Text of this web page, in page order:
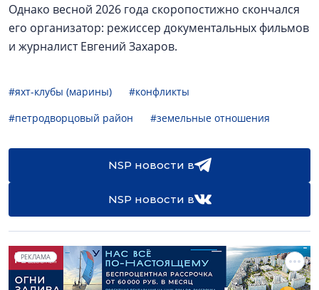
Однако весной 2026 года скоропостижно скончался
его организатор: режиссер документальных фильмов
и журналист Евгений Захаров.
#яхт-клубы (марины)
#конфликты
#петродворцовый район
#земельные отношения
NSP новости в
NSP новости в
РЕКЛАМА